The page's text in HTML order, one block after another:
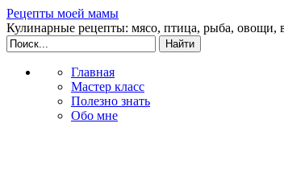
Рецепты моей мамы
Кулинарные рецепты: мясо, птица, рыба, овощи,
Главная
Мастер класс
Полезно знать
Обо мне